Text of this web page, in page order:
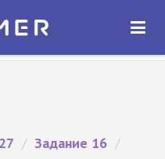
ОТКРЫТЬ
/ Задание 16 /